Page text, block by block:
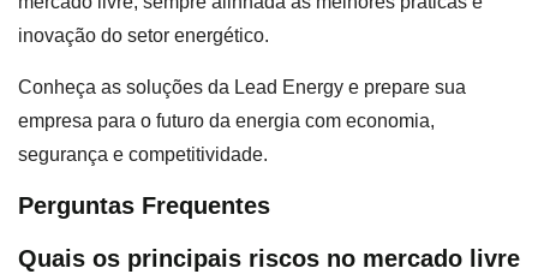
inovação do setor energético.
Conheça as soluções da Lead Energy e prepare sua
empresa para o futuro da energia com economia,
segurança e competitividade.
Perguntas Frequentes
Quais os principais riscos no mercado livre